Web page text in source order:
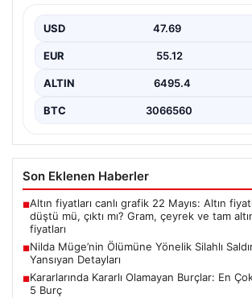
İstanbul’un Şişli ilçesinde yaşanan
ilaçları…
USD 47.69
EUR 55.12
ALTIN 6495.4
BTC 3066560
Son Eklenen Haberler
■Altın fiyatları canlı grafik 22 Mayıs: Altın
düştü mü, çıktı mı? Gram, çeyrek ve tam
fiyatları
■Nilda Müge’nin Ölümüne Yönelik Silahlı
Yansıyan Detayları
■Kararlarında Kararlı Olamayan Burçlar: En
5 Burç